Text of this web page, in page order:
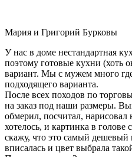
Мария и Григорий Бурковы
У нас в доме нестандартная
поэтому готовые кухни (хоть
вариант. Мы с мужем много
подходящего варианта.
После всех походов по
на заказ под наши размеры.
обмерил, посчитал,
хотелось, и картинка в голове
скажу, что это самый дешевый
вписалась и цвет выбрала